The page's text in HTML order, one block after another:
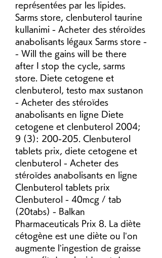
représentées par les lipides.
Sarms store, clenbuterol taurine
kullanimi - Acheter des stéroïdes
anabolisants légaux Sarms store -
- Will the gains will be there
after I stop the cycle, sarms
store. Diete cetogene et
clenbuterol, testo max sustanon
- Acheter des stéroïdes
anabolisants en ligne Diete
cetogene et clenbuterol 2004;
9 (3): 200-205. Clenbuterol
tablets prix, diete cetogene et
clenbuterol - Acheter des
stéroïdes anabolisants en ligne
Clenbuterol tablets prix
Clenbuterol - 40mcg / tab
(20tabs) - Balkan
Pharmaceuticals Prix 8. La diète
cétogène est une diète ou l’on
augmente l’ingestion de graisse